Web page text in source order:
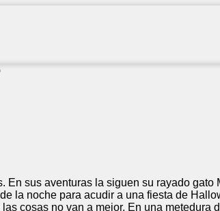
sus aventuras la siguen su rayado gato
la noche para acudir a una fiesta de
cosas no van a mejor. En una metedura